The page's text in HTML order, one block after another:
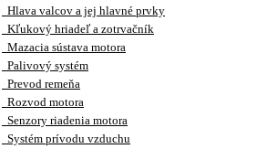
Hlava valcov a jej hlavné prvky
Kľukový hriadeľ a zotrvačník
Mazacia sústava motora
Palivový systém
Prevod remeňa
Rozvod motora
Senzory riadenia motora
Systém prívodu vzduchu